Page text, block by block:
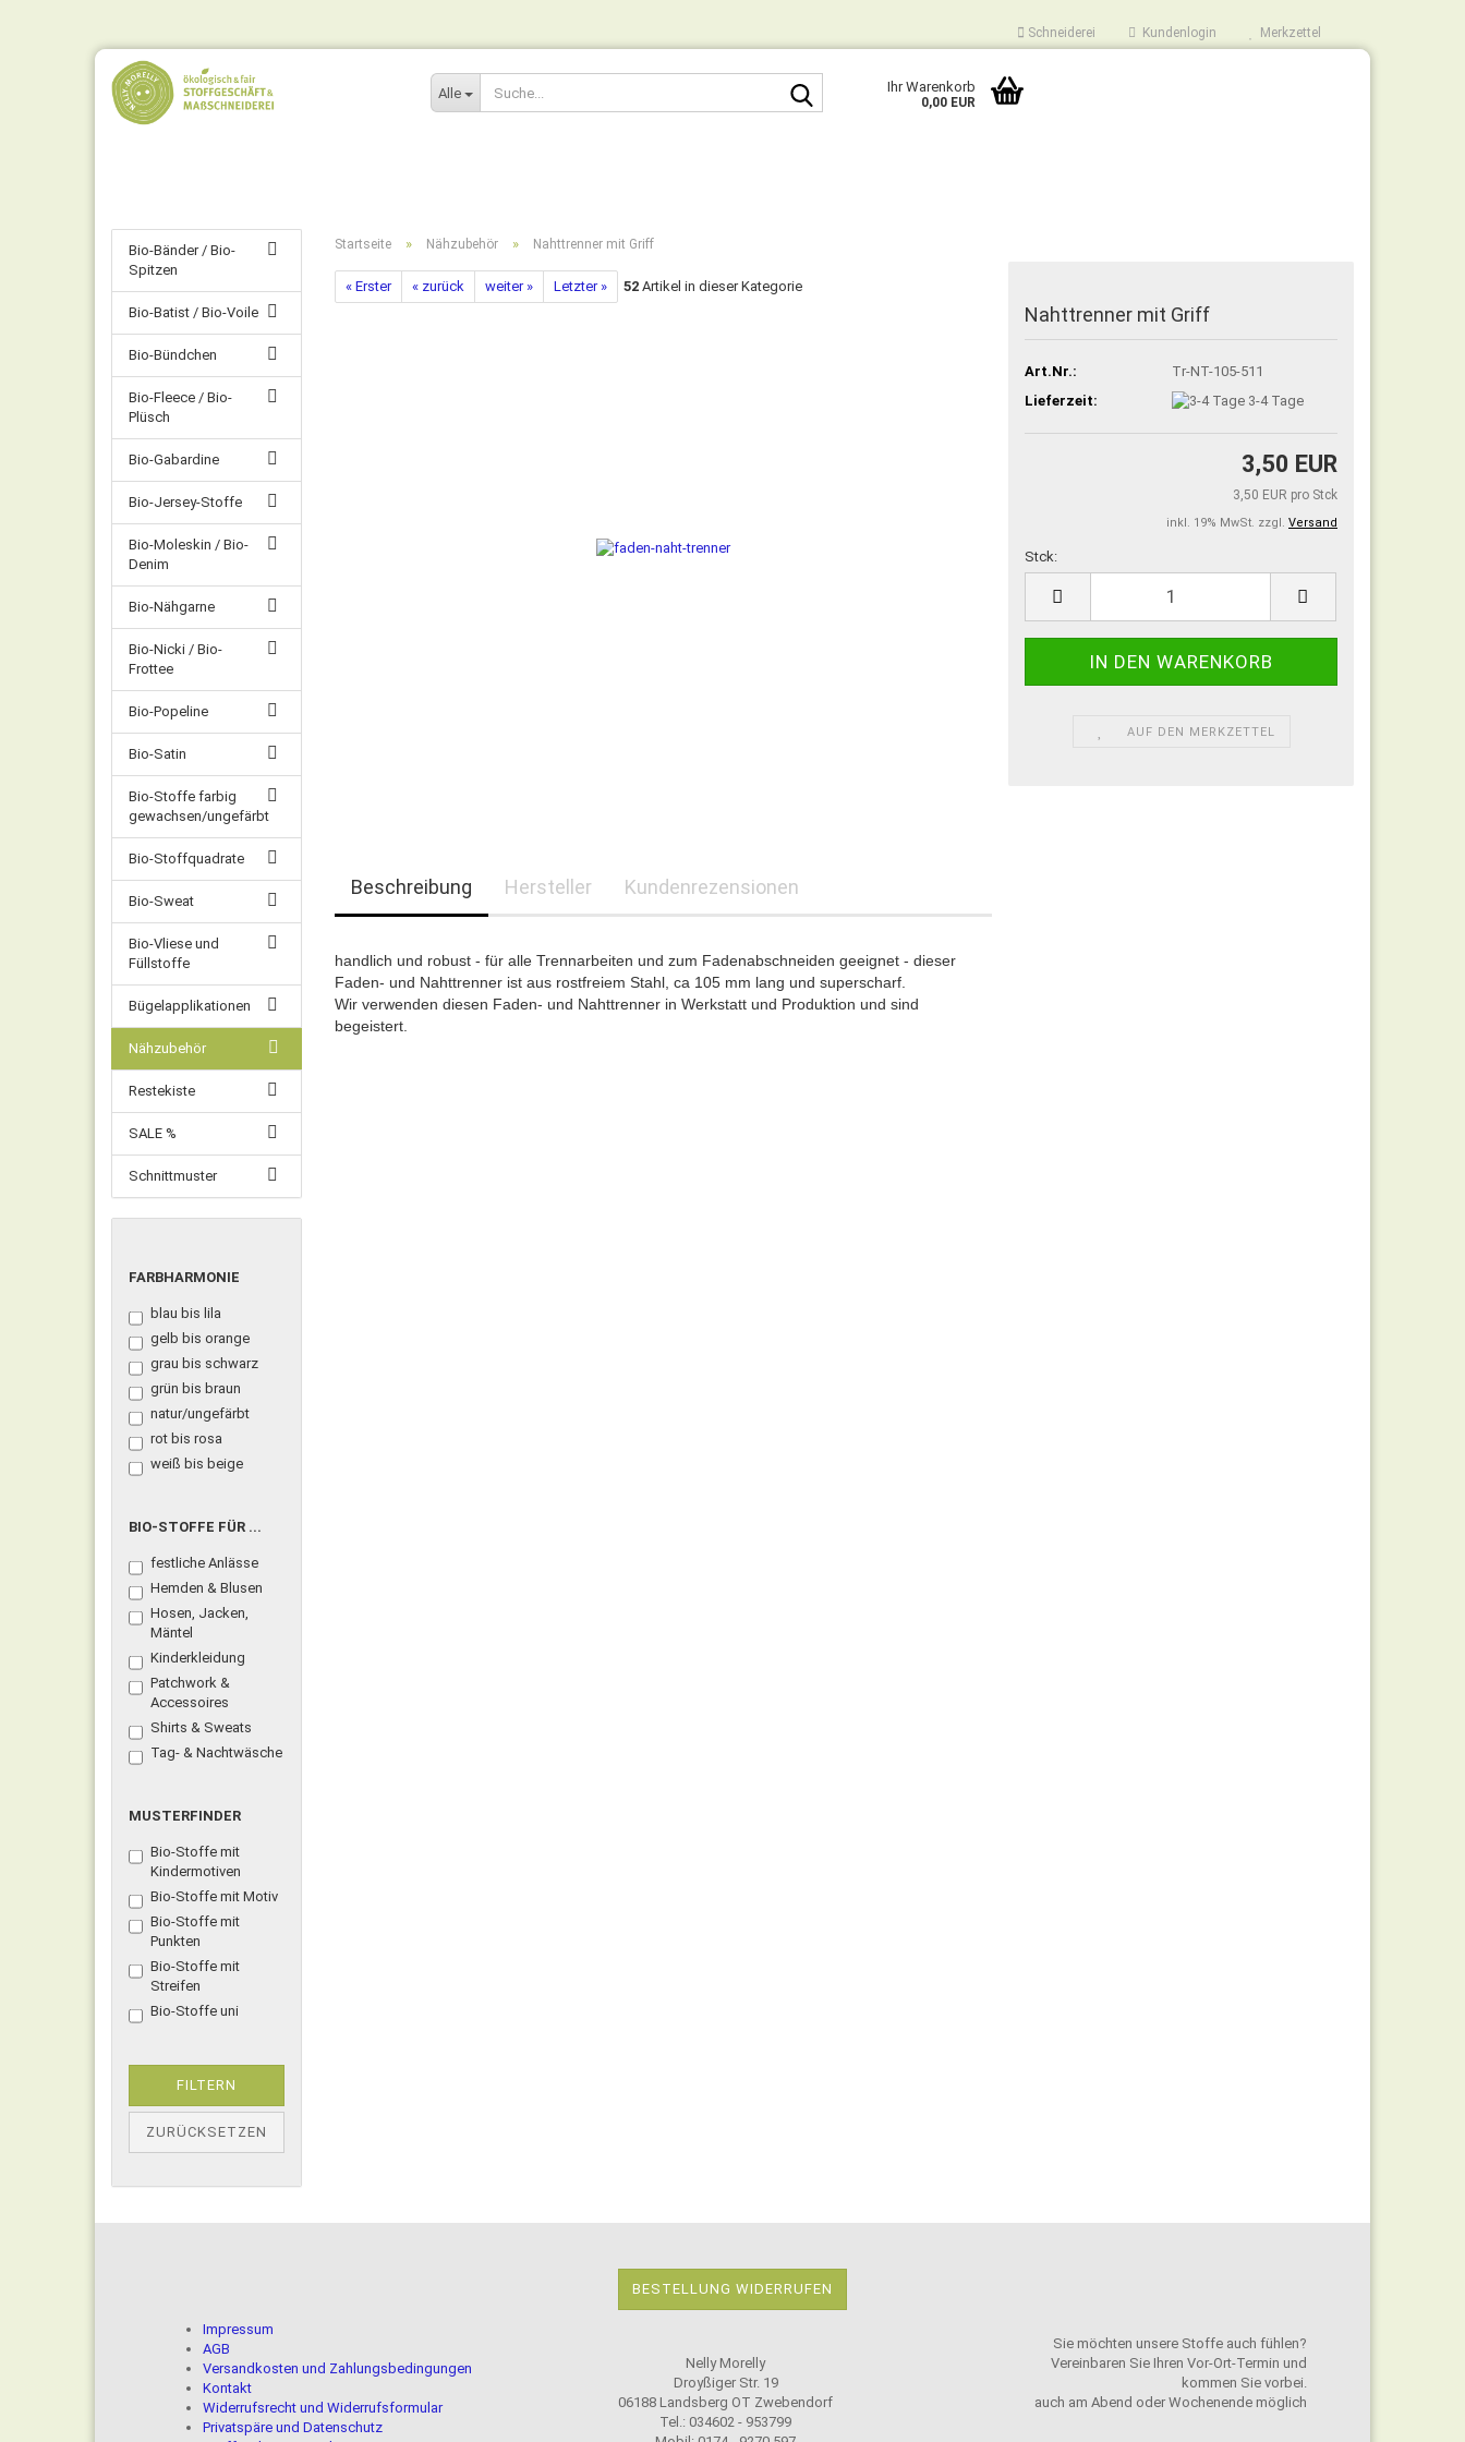
Schneiderei Kundenlogin Merkzettel
Alle Ihr Warenkorb
0,00 EUR
Startseite » Nähzubehör » Nahttrenner mit Griff
« Erster « zurück weiter » Letzter » 52 Artikel in dieser Kategorie
Nahttrenner mit Griff
Art.Nr.:
Tr-NT-105-511
Lieferzeit:
3-4 Tage
3,50 EUR
3,50 EUR pro Stck
inkl. 19% MwSt. zzgl. Versand
Stck:
Stck
AUF DEN MERKZETTEL
Beschreibung Hersteller Kundenrezensionen
handlich und robust - für alle Trennarbeiten und zum Fadenabschneiden geeignet - dieser
Faden- und Nahttrenner ist aus rostfreiem Stahl, ca 105 mm lang und superscharf.
Wir verwenden diesen Faden- und Nahttrenner in Werkstatt und Produktion und sind
begeistert.
Bio-Bänder / Bio-
Spitzen
Bio-Batist / Bio-Voile
Bio-Bündchen
Bio-Fleece / Bio-
Plüsch
Bio-Gabardine
Bio-Jersey-Stoffe
Bio-Moleskin / Bio-
Denim
Bio-Nähgarne
Bio-Nicki / Bio-
Frottee
Bio-Popeline
Bio-Satin
Bio-Stoffe farbig
gewachsen/ungefärbt
Bio-Stoffquadrate
Bio-Sweat
Bio-Vliese und
Füllstoffe
Bügelapplikationen
Nähzubehör
Restekiste
SALE %
Schnittmuster
FARBHARMONIE
FARBHARMONIE
blau bis lila
gelb bis orange
grau bis schwarz
grün bis braun
natur/ungefärbt
rot bis rosa
weiß bis beige
BIO-
FÜR
...
BIO-STOFFE FÜR ...
festliche Anlässe
Hemden & Blusen
Hosen, Jacken,
Mäntel
Kinderkleidung
Patchwork &
Accessoires
Shirts & Sweats
Tag- & Nachtwäsche
MUSTERFINDER
MUSTERFINDER
Bio-Stoffe mit
Kindermotiven
Bio-Stoffe mit Motiv
Bio-Stoffe mit
Punkten
Bio-Stoffe mit
Streifen
Bio-Stoffe uni
FILTERN
ZURÜCKSETZEN
BESTELLUNG WIDERRUFEN
Impressum
AGB
Versandkosten und Zahlungsbedingungen
Kontakt
Widerrufsrecht und Widerrufsformular
Privatspäre und Datenschutz
Nelly Morelly
Droyßiger Str. 19
06188 Landsberg OT Zwebendorf
Tel.: 034602 - 953799
Sie möchten unsere Stoffe auch fühlen?
Vereinbaren Sie Ihren Vor-Ort-Termin und
kommen Sie vorbei.
auch am Abend oder Wochenende möglich